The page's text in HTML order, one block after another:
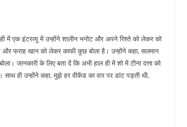
में एक इंटरव्यू में उन्होंने शालीन भनोट और अपने रिश्ते को लेकर को
फराह खान को लेकर काफी कुछ बोला है। उन्होंने कहा, सलमान
जानकारी के लिए बता दें कि अभी हाल ही में शो में टीना दत्ता को
ही उन्होंने कहा, मुझे हर वीकेंड का वार पर डांट पड़ती थी,